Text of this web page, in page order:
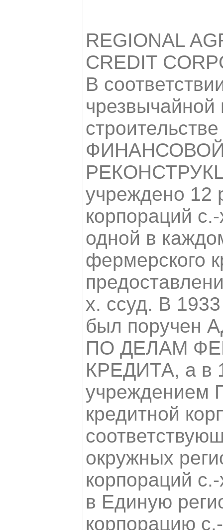
REGIONAL
CREDIT
В
строительстве
учреждено 12
корпораций
одной в
фермерского
х. ссуд. В
был
ПО ДЕЛАМ
КРЕДИТА, а в
учреждением
кредитной
окружных
корпораций
в Единую
корпорацию